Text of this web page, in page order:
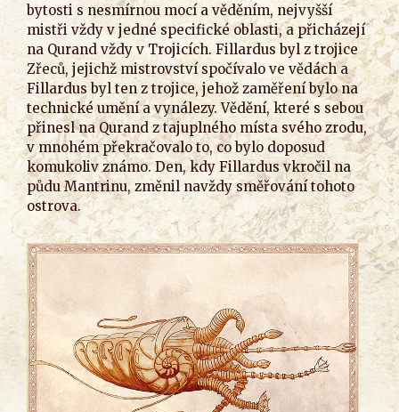
bytosti s nesmírnou mocí a věděním, nejvyšší
mistři vždy v jedné specifické oblasti, a přicházejí
na Qurand vždy v Trojicích. Fillardus byl z trojice
Zřeců, jejichž mistrovství spočívalo ve vědách a
Fillardus byl ten z trojice, jehož zaměření bylo na
technické umění a vynálezy. Vědění, které s sebou
přinesl na Qurand z tajuplného místa svého zrodu,
v mnohém překračovalo to, co bylo doposud
komukoliv známo. Den, kdy Fillardus vkročil na
půdu Mantrinu, změnil navždy směřování tohoto
ostrova.